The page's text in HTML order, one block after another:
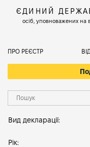
ЄДИНИЙ
осіб, уповноважених на
ПРО РЕЄСТР
Вид декларації:
Рік: